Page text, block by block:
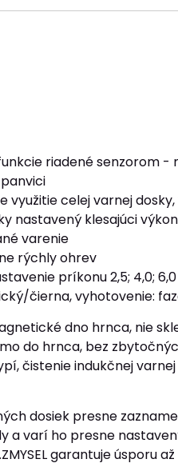
riadené senzorom -
využitie celej varnej
nastavený klesajúci
varenie
rýchly ohrev
príkonu 2,5; 4,0;
čierna, vyhotovenie:
dno hrnca, nie
do hrnca, bez
čistenie indukčnej
dosiek presne
a varí ho presne
garantuje úsporu až